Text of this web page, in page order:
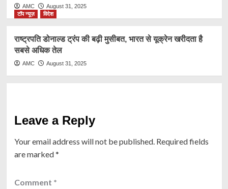
AMC
August 31, 2025
टॉप न्यूज़
विदेश
राष्ट्रप​ति डोनाल्ड ट्रंप की बढ़ी मुसीबत, भारत से यूक्रेन खरीदता है
सबसे अधिक तेल
AMC August 31, 2025
Leave a Reply
Your email address will not be published. Required fields
are marked*
Comment *